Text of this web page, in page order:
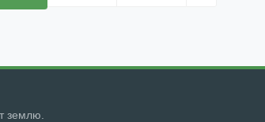
землю.